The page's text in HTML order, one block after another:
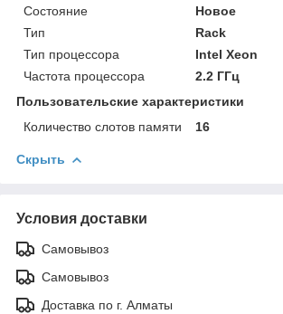
Состояние
Новое
Тип
Rack
Тип процессора
Intel Xeon
Частота процессора
2.2 ГГц
Пользовательские характеристики
Количество слотов памяти
16
Скрыть
Условия доставки
Самовывоз
Самовывоз
Доставка по г. Алматы